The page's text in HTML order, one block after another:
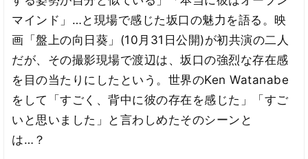
マインド」…と現場で感じた坂口の魅力を語る。映
画「盤上の向日葵」(10月31日公開)が初共演の二人
だが、その撮影現場で渡辺は、坂口の強烈な存在感
を目の当たりにしたという。世界のKen Watanabe
をして「すごく、背中に彼の存在を感じた」「すご
いと思いました」と言わしめたそのシーンと
は…？